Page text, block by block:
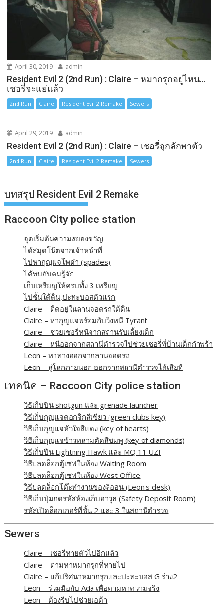
April 30, 2019 admin
Resident Evil 2 (2nd Run) : Claire – หมากรุกอยู่ไหน…
เชอรี่จะแย่แล้ว
2nd Run Claire Resident Evil 2 Remake Sewers
April 29, 2019 admin
Resident Evil 2 (2nd Run) : Claire – เชอรี่ถูกลักพาตัว
2nd Run Claire Resident Evil 2 Remake Sewers
บทสรุป Resident Evil 2 Remake
Raccoon City police station
จุดเริ่มต้นความสยองขวัญ
ได้สมุดโน๊ตจากเจ้าหน้าที่
ไปหากุญแจโพดำ (spades)
ได้พบกับคนรู้จัก
เก็บเหรียญให้ครบทั้ง 3 เหรียญ
ไปชั้นใต้ดิน,ปะทะบอสตัวแรก
Claire – ติดอยู่ในลานจอดรถใต้ดิน
Claire – หากุญแจพร้อมกับวิ่งหนี Tyrant
Claire – ช่วยเชอรี่หนีจากสถานรับเลี้ยงเด็ก
Claire – หนีออกจากสถานีตำรวจไปช่วยเชอรี่ที่บ้านเด็กกำพร้า
Leon – หาทางออกจากลานจอดรถ
Leon – สู่โลกภายนอก ออกจากสถานีตำรวจได้เสียที
เทคนิค – Raccoon City police station
วิธีเก็บปืน shotgun และ grenade launcher
วิธีเก็บกุญแจดอกจิกสีเขียว (green clubs key)
วิธีเก็บกุญแจหัวใจสีแดง (key of hearts)
วิธีเก็บกุญแจข้าวหลามตัดสีชมพู (key of diamonds)
วิธีเก็บปืน Lightning Hawk และ MQ 11 UZI
วิธีปลดล็อกตู้เซฟในห้อง Waiting Room
วิธีปลดล็อกตู้เซฟในห้อง West Office
วิธีปลดล็อกโต๊ะทำงานของลีออน (Leon’s desk)
วิธีเก็บปุ่มกดรหัสห้องเก็บอาวุธ (Safety Deposit Room)
รหัสเปิดล็อกเกอร์ที่ชั้น 2 และ 3 ในสถานีตำรวจ
Sewers
Claire – เชอรี่หายตัวไปอีกแล้ว
Claire – ตามหาหมากรุกที่หายไป
Claire – แก้ปริศนาหมากรุกและปะทะบอส G ร่าง2
Leon – ร่วมมือกับ Ada เพื่อตามหาความจริง
Leon – ต้องรีบไปช่วยเอด้า